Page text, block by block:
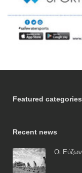
Featured categories
Recent news
Οι